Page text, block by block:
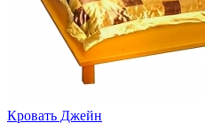
Кровать Джейн